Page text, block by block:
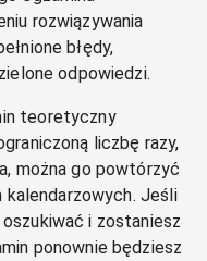
rozwiązywania
błędy,
odpowiedzi.
teoretyczny
liczbę razy,
można go powtórzyć
kalendarzowych. Jeśli
i zostaniesz
ponownie będziesz